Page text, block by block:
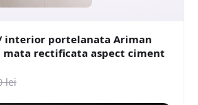
interior portelanata Ariman
Bone 60 x 60 cm mata rectificata aspect ciment
lei